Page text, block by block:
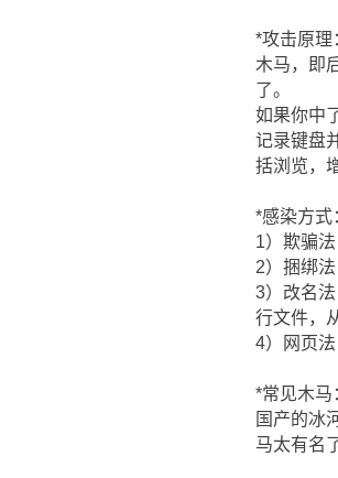
*攻击原理
木马，即
了。
如果你中
记录键盘
括浏览，
*感染方式
1）欺骗
2）捆绑
3）改名
行文件，
4）网页
*常见木马
国产的冰
马太有名